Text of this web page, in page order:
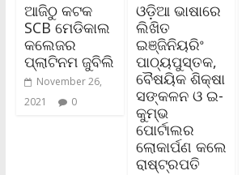
ଆଜିଠୁ କଟକ
SCB ମେଡିକାଲ
କଲେଜର
ପ୍ଲାଟିନମ ଜୁବିଲି
November 26,
2021
0
ଓଡ଼ିଆ ଭାଷାରେ
ଲିଖିତ
ଇଞ୍ଜିନିୟରିଂ
ପାଠ୍ୟପୁସ୍ତକ,
ବୈଷୟିକ ଶିକ୍ଷା
ସଙ୍କଳନ ଓ ଇ-
କୁମ୍ଭ
ପୋର୍ଟାଲର
ଲୋକାର୍ପଣ କଲେ
ରାଷ୍ଟ୍ରପତି